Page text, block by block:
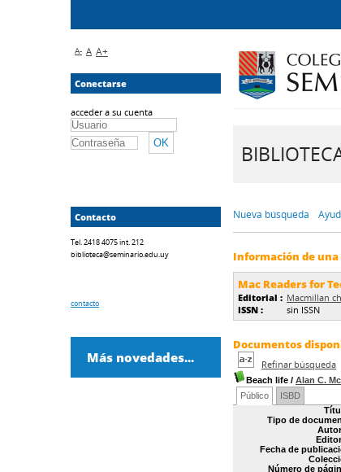
Nueva búsqueda
Información de una
Mac Readers for
Editorial : Macmillan
ISSN :
sin ISSN
Documentos
Refinar búsqueda
Beach life / Alan C.
Público
ISBD
Tipo de
Fecha de
Número de
A- A A+
Conectarse
acceder a su cuenta
Contacto
Tel. 2418 4075 int. 212
biblioteca@seminario.edu.uy
contacto
Más novedades...